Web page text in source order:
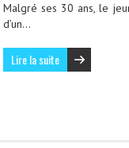
Malgré ses 30 ans, le
d’un…
Lire la suite